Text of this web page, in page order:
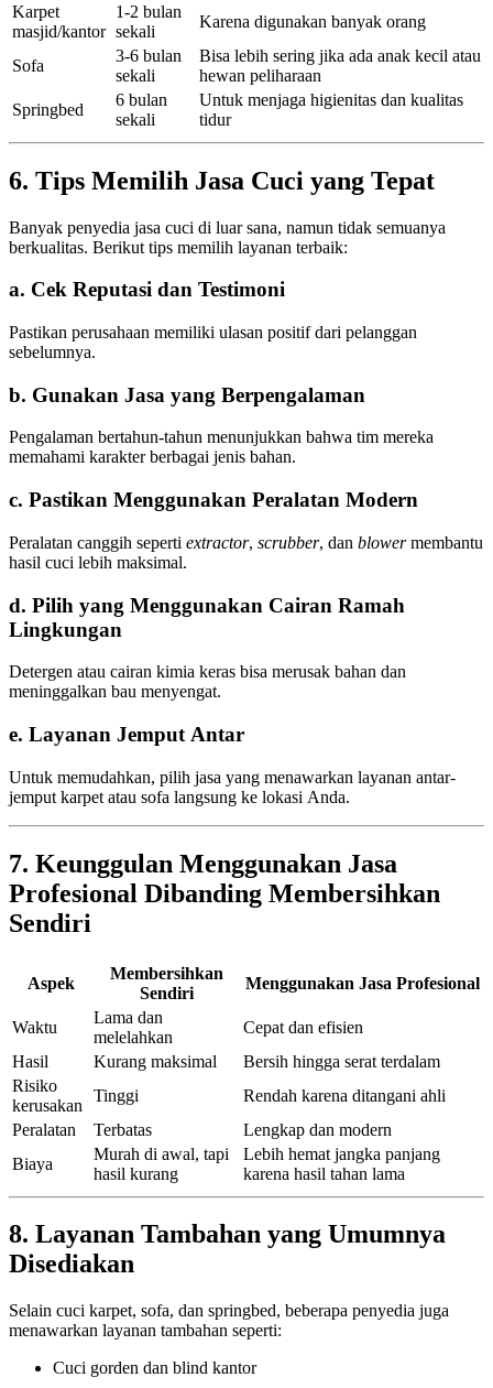
Karpet
masjid/kantor
1-2 bulan
sekali
Karena digunakan banyak orang
Sofa
3-6 bulan
sekali
Bisa lebih sering jika ada anak kecil atau
hewan peliharaan
Springbed
6 bulan
sekali
Untuk menjaga higienitas dan kualitas
tidur
6. Tips Memilih Jasa Cuci yang Tepat
Banyak penyedia jasa cuci di luar sana, namun tidak semuanya
berkualitas. Berikut tips memilih layanan terbaik:
a. Cek Reputasi dan Testimoni
Pastikan perusahaan memiliki ulasan positif dari pelanggan
sebelumnya.
b. Gunakan Jasa yang Berpengalaman
Pengalaman bertahun-tahun menunjukkan bahwa tim mereka
memahami karakter berbagai jenis bahan.
c. Pastikan Menggunakan Peralatan Modern
Peralatan canggih seperti extractor, scrubber, dan blowermembantu
hasil cuci lebih maksimal.
d. Pilih yang Menggunakan Cairan Ramah
Lingkungan
Detergen atau cairan kimia keras bisa merusak bahan dan
meninggalkan bau menyengat.
e. Layanan Jemput Antar
Untuk memudahkan, pilih jasa yang menawarkan layanan antar-
jemput karpet atau sofa langsung ke lokasi Anda.
7. Keunggulan Menggunakan Jasa
Profesional Dibanding Membersihkan
Sendiri
Aspek
Membersihkan
Sendiri
Menggunakan Jasa Profesional
Waktu
Lama dan
melelahkan
Cepat dan efisien
Hasil
Kurang maksimal
Bersih hingga serat terdalam
Risiko
kerusakan
Tinggi
Rendah karena ditangani ahli
Peralatan
Terbatas
Lengkap dan modern
Biaya
Murah di awal, tapi
hasil kurang
Lebih hemat jangka panjang
karena hasil tahan lama
8. Layanan Tambahan yang Umumnya
Disediakan
Selain cuci karpet, sofa, dan springbed, beberapa penyedia juga
menawarkan layanan tambahan seperti:
Cuci gorden dan blind kantor